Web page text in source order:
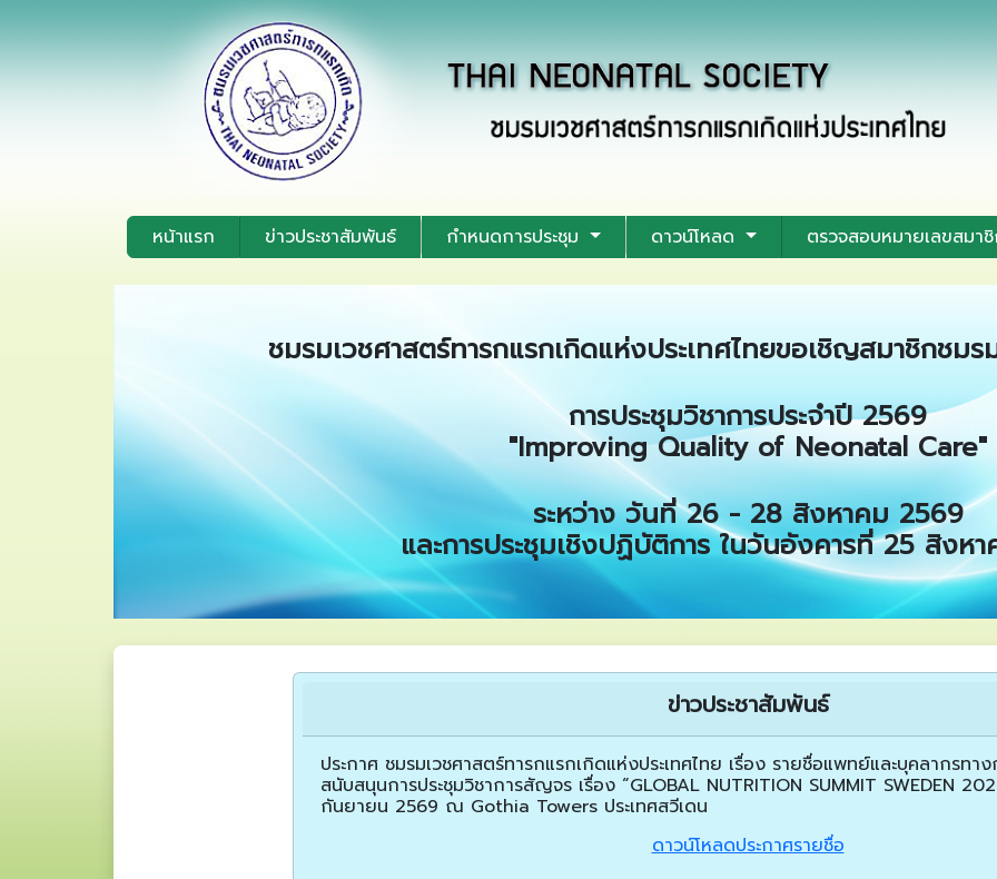
หน้าแรก ข่าวประชาสัมพันธ์ กำหนดการประชุม ดาวน์โหลด ตรวจสอบหมายเลขสมา
ชมรมเวชศาสตร์ทารกแรกเกิดแห่งประเทศไทยขอเชิญสมาชิกชมร
การประชุมวิชาการประจำปี 2569
"Improving Quality of Neonatal Care"
ระหว่าง วันที่ 26 - 28 สิงหาคม 2569
และการประชุมเชิงปฏิบัติการ ในวันอังคารที่ 25 สิงห
ข่าวประชาสัมพันธ์
ประกาศ ชมรมเวชศาสตร์ทารกแรกเกิดแห่งประเทศไทย เรื่อง รายชื่อแพทย์และบุคลากรทา
สนับสนุนการประชุมวิชาการสัญจร เรื่อง “GLOBAL NUTRITION SUMMIT SWEDEN
กันยายน 2569 ณ Gothia Towers ประเทศสวีเดน
ดาวน์โหลดประกาศรายชื่อ